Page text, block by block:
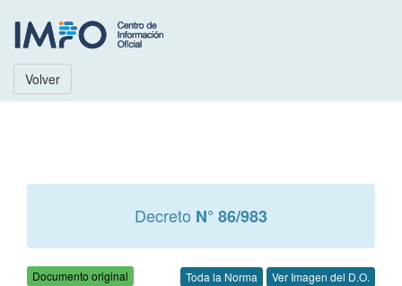
Volver
Decreto N° 86/983
Documento original Toda la Norma Ver Imagen del D.O.